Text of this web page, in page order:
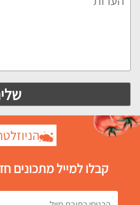
קבלו למייל מתכונים